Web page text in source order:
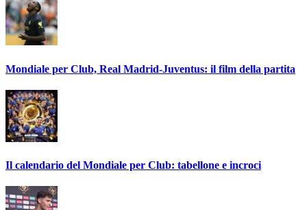
Mondiale per Club, Real Madrid-Juventus: il film della partita
Il calendario del Mondiale per Club: tabellone e incroci